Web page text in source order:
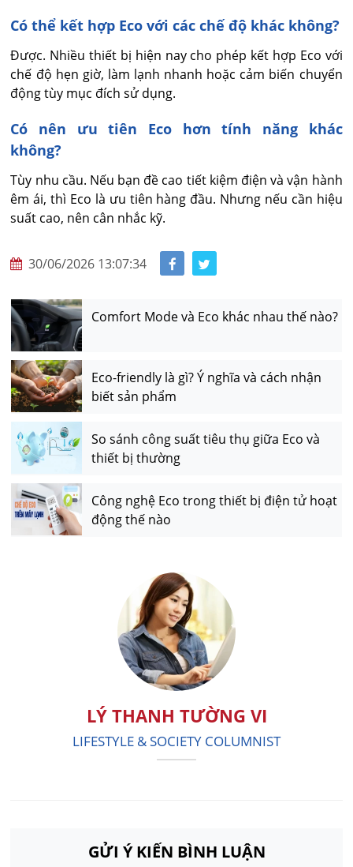
Có thể kết hợp Eco với các chế độ khác không?
Được. Nhiều thiết bị hiện nay cho phép kết hợp Eco với
chế độ hẹn giờ, làm lạnh nhanh hoặc cảm biến chuyển
động tùy mục đích sử dụng.
Có nên ưu tiên Eco hơn tính năng khác
không?
Tùy nhu cầu. Nếu bạn đề cao tiết kiệm điện và vận hành
êm ái, thì Eco là ưu tiên hàng đầu. Nhưng nếu cần hiệu
suất cao, nên cân nhắc kỹ.
30/06/2026 13:07:34
Comfort Mode và Eco khác nhau thế nào?
Eco-friendly là gì? Ý nghĩa và cách nhận
biết sản phẩm
So sánh công suất tiêu thụ giữa Eco và
thiết bị thường
Công nghệ Eco trong thiết bị điện tử hoạt
động thế nào
LÝ THANH TƯỜNG VI
LIFESTYLE & SOCIETY COLUMNIST
GỬI Ý KIẾN BÌNH LUẬN